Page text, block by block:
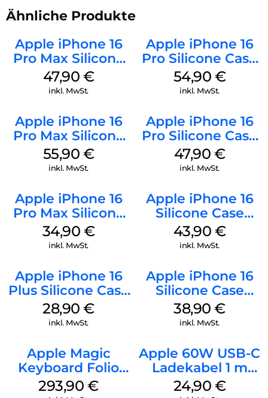
Ähnliche Produkte
Apple iPhone 16
Pro Max Silicone
Case MagSafe
Black
47,90 €
inkl. MwSt.
Apple iPhone 16
Pro Silicone Case
MagSafe Black
54,90 €
inkl. MwSt.
Apple iPhone 16
Pro Max Silicone
Case MagSafe
Stone Gray
55,90 €
inkl. MwSt.
Apple iPhone 16
Pro Silicone Case
MagSafe Denim
47,90 €
inkl. MwSt.
Apple iPhone 16
Pro Max Silicone
Case MagSafe
Denim
34,90 €
inkl. MwSt.
Apple iPhone 16
Silicone Case
MagSafe Plum
43,90 €
inkl. MwSt.
Apple iPhone 16
Plus Silicone Case
MagSafe Black
28,90€
inkl. MwSt.
Apple iPhone 16
Silicone Case
MagSafe
Ultramarine
38,90€
inkl. MwSt.
Apple Magic
Keyboard Folio
iPad 10.9″ (10.Gen.)
293,90€
Apple 60W USB-C
Ladekabel 1 m
Weiß
24,90 €